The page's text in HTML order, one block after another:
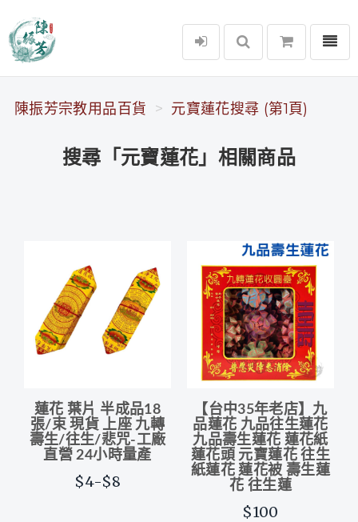
陳振芳宗教用品百貨
選單
陳振芳宗教用品百貨 元寶蓮花搜尋 (第1頁)
搜尋「元寶蓮花」相關商品
蓮花 葉片 半成品18
張/束 現貨 上座 九轉
壽生/往生/悲咒-工廠
直營 24小時量產
$4-$8
【台中35年老店】九
品蓮花 九品往生蓮花
九品壽生蓮花 蓮花紙
蓮花頭 元寶蓮花 往生
紙蓮花 蓮花被 壽生蓮
花 往生蓮
$100